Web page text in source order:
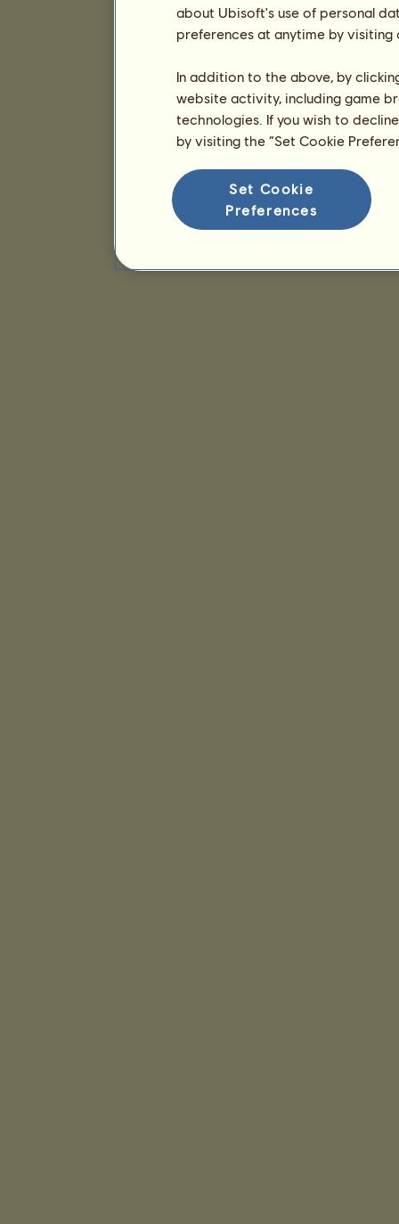
about Ubisoft's use of personal
preferences at anytime by
In addition to the above, by
website activity, including game
technologies. If you wish to
by visiting the “Set Cookie
Set Cookie
Preferences